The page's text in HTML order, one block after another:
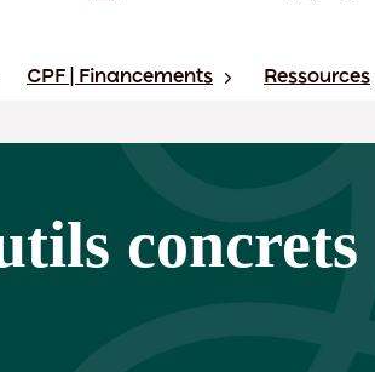
CPF | Financements Ressources
concrets